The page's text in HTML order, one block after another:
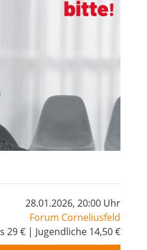
28.01.2026, 20:00 Uhr
Forum Corneliusfeld
29 € | Jugendliche 14,50 €